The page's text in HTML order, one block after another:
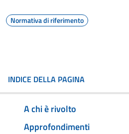
Normativa di riferimento
INDICE DELLA PAGINA
A chi è rivolto
Approfondimenti